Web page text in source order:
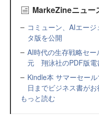
MarkeZineニュー
コミューン、AIエー
タ版を公開
AI時代の生存戦略セ
元 翔泳社のPDF版電
Kindle本 サマーセー
日までビジネス書が
もっと読む